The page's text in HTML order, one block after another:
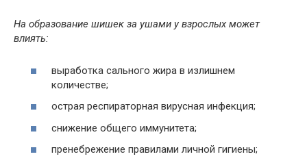
На образование шишек за ушами у взрослых может
влиять:
выработка сального жира в излишнем
количестве;
острая респираторная вирусная инфекция;
снижение общего иммунитета;
пренебрежение правилами личной гигиены;